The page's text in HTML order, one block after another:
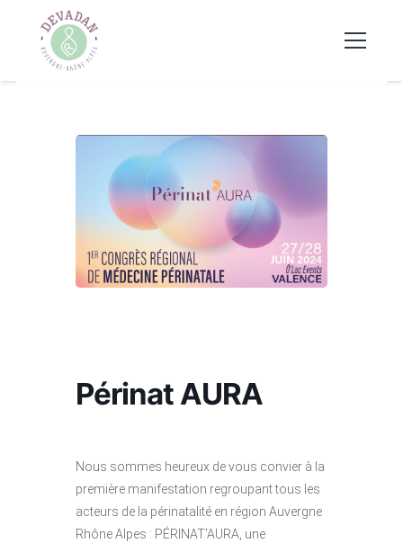
Périnat AURA
Nous sommes heureux de vous convier à la
première manifestation regroupant tous les
acteurs de la périnatalité en région Auvergne
Rhône Alpes : PÉRINAT’AURA, une